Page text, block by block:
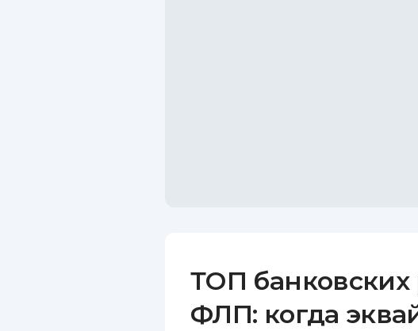
ТОП
ФЛП: когда